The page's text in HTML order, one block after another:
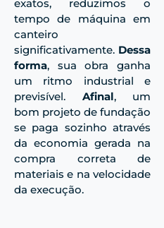
exatos, reduzimos o
tempo de máquina em
canteiro
significativamente. Dessa
forma, sua obra ganha
um ritmo industrial e
previsível. Afinal, um
bom projeto de fundação
se paga sozinho através
da economia gerada na
compra correta de
materiais e na velocidade
da execução.